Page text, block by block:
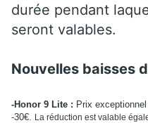
durée pendant
seront valables.
Nouvelles baisses
-Honor 9 Lite : Prix
-30€.
La réduction est valable